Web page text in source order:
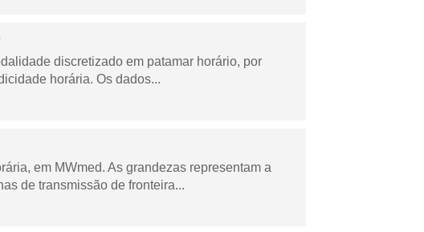
discretizado em patamar horário, por
horária. Os dados...
em MWmed. As grandezas representam a
de transmissão de fronteira...